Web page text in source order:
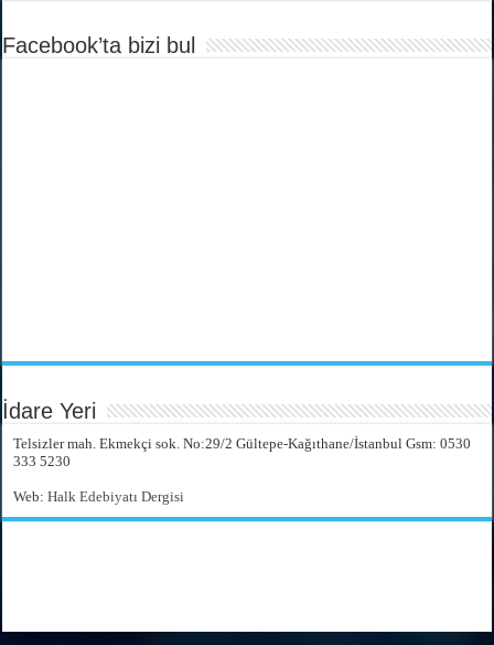
Facebook’ta bizi bul
İdare Yeri
Telsizler mah. Ekmekçi sok. No:29/2 Gültepe-Kağıthane/İstanbul Gsm: 0530
333 5230
Web:Halk Edebiyatı Dergisi